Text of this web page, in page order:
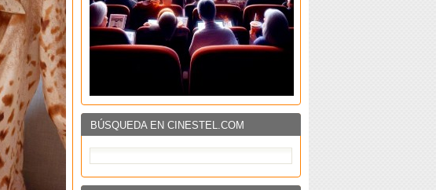
BÚSQUEDA EN CINESTEL.COM